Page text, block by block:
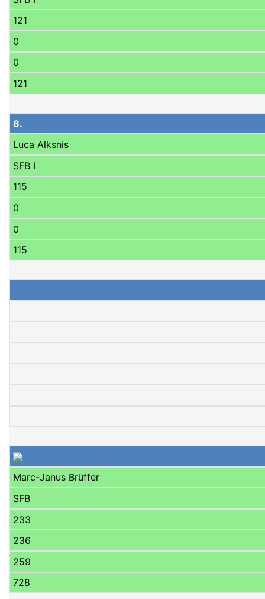
121
0
0
121
6.
Luca Alksnis
SFB I
115
0
0
115
Marc-Janus Brüffer
SFB
233
236
259
728